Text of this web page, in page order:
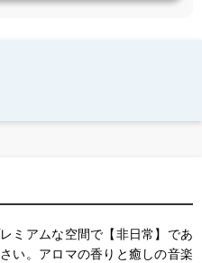
ミアムな空間で【非日常】であ
い。アロマの香りと癒しの音楽